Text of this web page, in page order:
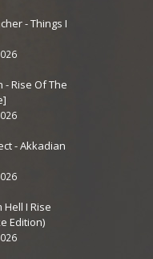
- Things I
Rise Of The
- Akkadian
Hell I Rise
Edition)